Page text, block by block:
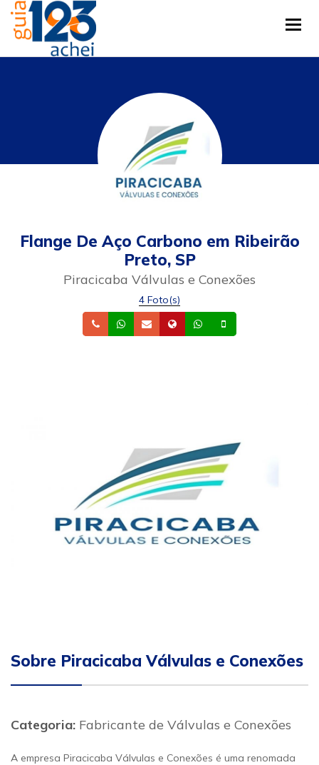
Flange De Aço Carbono em Ribeirão
Preto, SP
Piracicaba Válvulas e Conexões
4 Foto(s)
TelefoneWhatsapp
Email Site Whatsapp
Sobre Piracicaba Válvulas e Conexões
Categoria: Fabricante de Válvulas e Conexões
A empresa Piracicaba Válvulas e Conexões é uma renomada